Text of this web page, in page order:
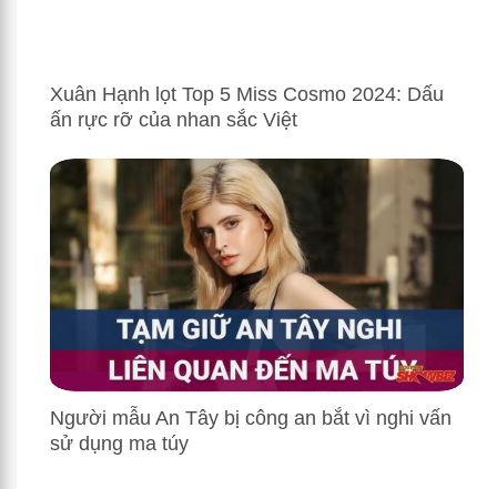
Xuân Hạnh lọt Top 5 Miss Cosmo 2024: Dấu
ấn rực rỡ của nhan sắc Việt
Người mẫu An Tây bị công an bắt vì nghi vấn
sử dụng ma túy